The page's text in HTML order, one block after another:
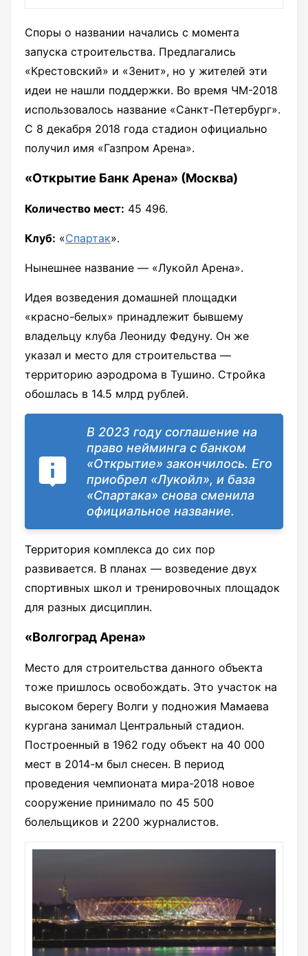
Споры о названии начались с момента
запуска строительства. Предлагались
«Крестовский» и «Зенит», но у жителей эти
идеи не нашли поддержки. Во время ЧМ-2018
использовалось название «Санкт-Петербург».
С 8 декабря 2018 года стадион официально
получил имя «Газпром Арена».
«Открытие Банк Арена» (Москва)
Количество мест: 45 496.
Клуб: «Спартак».
Нынешнее название — «Лукойл Арена».
Идея возведения домашней площадки
«красно-белых» принадлежит бывшему
владельцу клуба Леониду Федуну. Он же
указал и место для строительства —
территорию аэродрома в Тушино. Стройка
обошлась в 14.5 млрд рублей.
В 2023 году соглашение на
право нейминга с банком
«Открытие» закончилось. Его
приобрел «Лукойл», и база
«Спартака» снова сменила
официальное название.
Территория комплекса до сих пор
развивается. В планах — возведение двух
спортивных школ и тренировочных площадок
для разных дисциплин.
«Волгоград Арена»
Место для строительства данного объекта
тоже пришлось освобождать. Это участок на
высоком берегу Волги у подножия Мамаева
кургана занимал Центральный стадион.
Построенный в 1962 году объект на 40 000
мест в 2014-м был снесен. В период
проведения чемпионата мира-2018 новое
сооружение принимало по 45 500
болельщиков и 2200 журналистов.